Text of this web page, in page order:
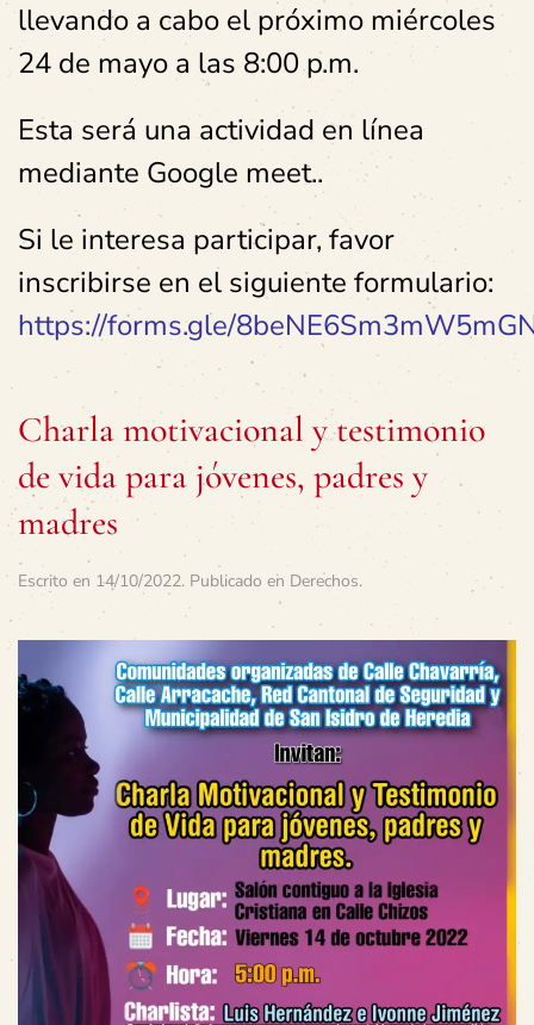
llevando a cabo el próximo miércoles
24 de mayo a las 8:00 p.m.
Esta será una actividad en línea
mediante Google meet..
Si le interesa participar, favor
inscribirse en el siguiente formulario:
https://forms.gle/
Charla motivacional y testimonio
de vida para jóvenes, padres y
madres
Escrito en 14/10/2022. Publicado en Derechos.